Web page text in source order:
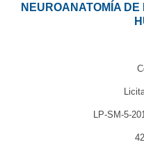
NEUROANATOMÍA
LP-SM-5-